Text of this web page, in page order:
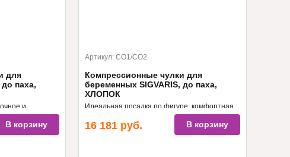
для
паха,
и
степень
В корзину
Артикул: CO1/CO2
Компрессионные чулки для
беременных SIGVARIS, до паха,
ХЛОПОК
Идеальная посадка по фигуре, комфортная
носка, I, II классы компрессии
16 181 руб. В корзину